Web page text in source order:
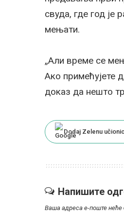
свуда, где год је
мењати.
„Али време се
Ако примећујете
доказ да нешто
Dodaj Zelenu
Напишите
Ваша адреса е-поште неће